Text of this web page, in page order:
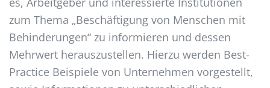
zum Thema „Beschäftigung von Menschen mit
Behinderungen“ zu informieren und dessen
Mehrwert herauszustellen. Hierzu werden Best-
Practice Beispiele von Unternehmen vorgestellt,